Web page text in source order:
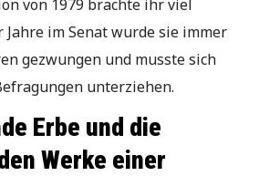
von 1979 brachte ihr viel
Jahre im Senat wurde sie immer
gezwungen und musste sich
unterziehen.
Erbe und die
Werke einer